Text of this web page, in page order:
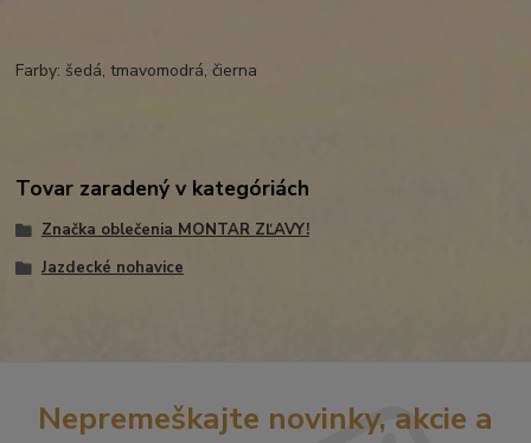
Farby: šedá, tmavomodrá, čierna
Tovar zaradený v kategóriách
Značka oblečenia MONTAR ZĽAVY!
Jazdecké nohavice
Nepremeškajte novinky, akcie a